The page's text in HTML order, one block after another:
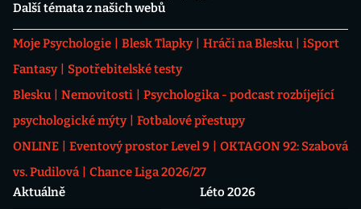
Další témata z našich webů
Moje Psychologie Blesk Tlapky Hráči na Blesku
iSport
Fantasy
Spotřebitelské testy
Blesku
Nemovitosti
Psychologika - podcast rozbíjející
psychologické mýty
Fotbalové přestupy
ONLINE
Eventový prostor Level 9
OKTAGON 92: Szabová
vs. Pudilová
Chance Liga 2026/27
Aktuálně
Léto 2026